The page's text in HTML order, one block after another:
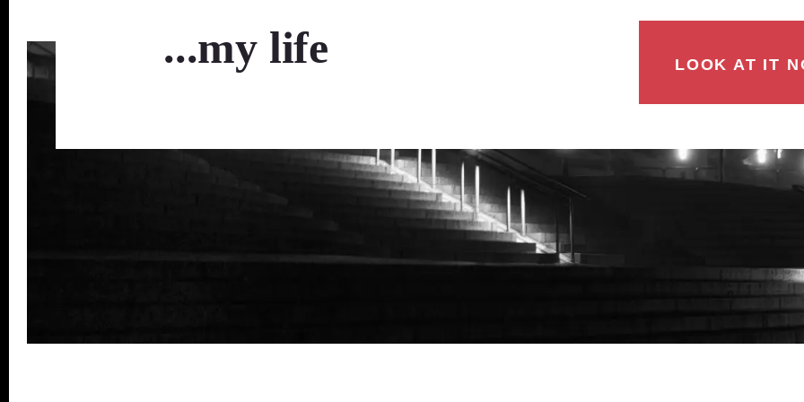
...my life LOOK AT IT